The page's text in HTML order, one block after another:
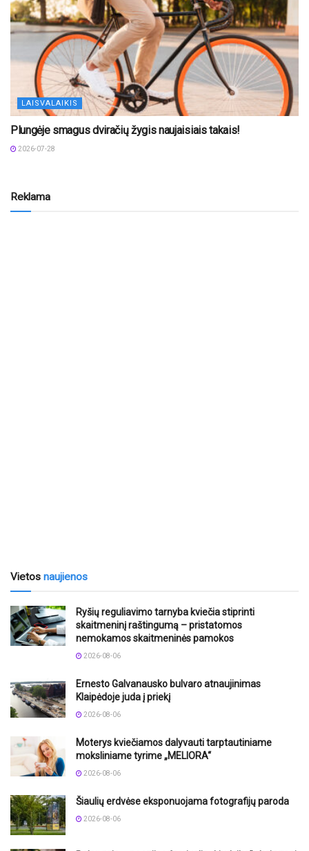
LAISVALAIKIS
Plungėje smagus dviračių žygis naujaisiais takais!
2026-07-28
Reklama
Vietos naujienos
Ryšių reguliavimo tarnyba kviečia stiprinti
skaitmeninį raštingumą – pristatomos
nemokamos skaitmeninės pamokos
2026-08-06
Ernesto Galvanausko bulvaro atnaujinimas
Klaipėdoje juda į priekį
2026-08-06
Moterys kviečiamos dalyvauti tarptautiniame
moksliniame tyrime „MELIORA“
2026-08-06
Šiaulių erdvėse eksponuojama fotografijų paroda
2026-08-06